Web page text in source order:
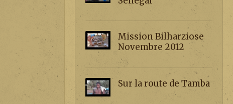
Mission Bilharziose
Novembre 2012
Sur la route de Tamba